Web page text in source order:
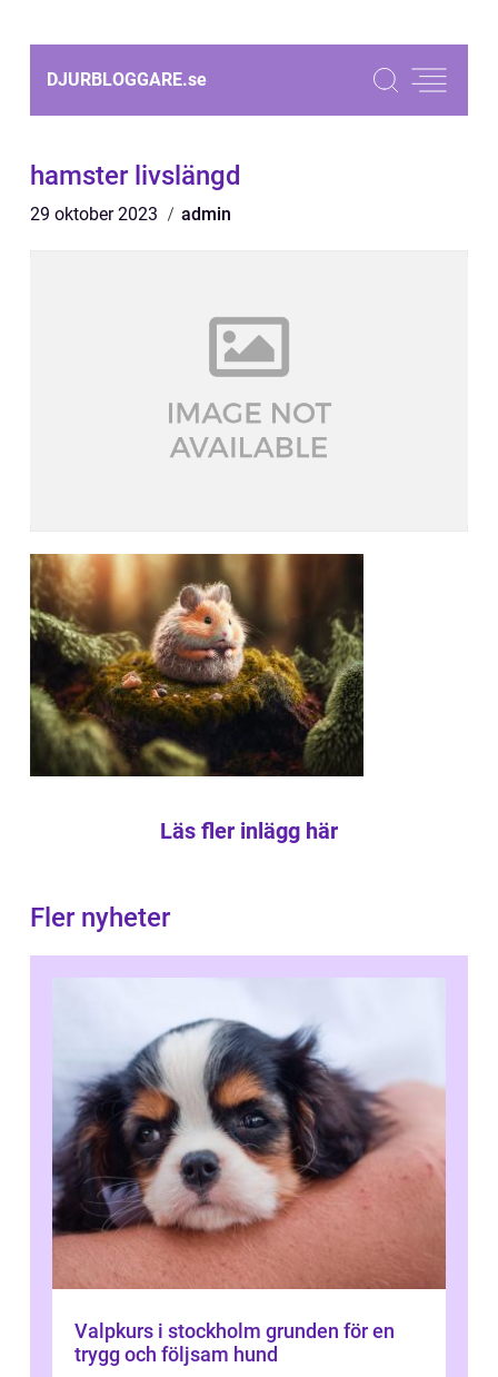
DJURBLOGGARE.se
hamster livslängd
29 oktober 2023 admin
Läs fler inlägg här
Fler nyheter
Valpkurs i stockholm grunden för en
trygg och följsam hund